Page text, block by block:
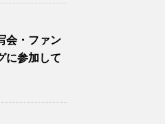
会・ファン
に参加して